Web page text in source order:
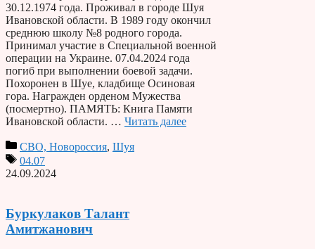
30.12.1974 года. Проживал в городе Шуя
Ивановской области. В 1989 году окончил
среднюю школу №8 родного города.
Принимал участие в Специальной военной
операции на Украине. 07.04.2024 года
погиб при выполнении боевой задачи.
Похоронен в Шуе, кладбище Осиновая
гора. Награжден орденом Мужества
(посмертно). ПАМЯТЬ: Книга Памяти
Ивановской области. … Читать далее
СВО, Новороссия, Шуя
04.07
24.09.2024
Буркулаков Талант
Амитжанович